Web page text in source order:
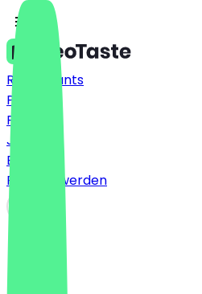
Restaurants
Preise
FAQ
Jobs
Blog
Partner werden